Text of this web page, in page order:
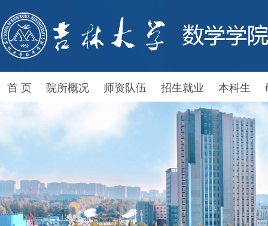
首 页 院所概况 师资队伍 招生就业 本科生